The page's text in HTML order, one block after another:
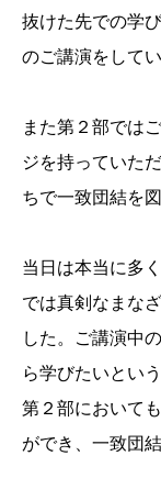
抜けた先での学
のご講演をして
また第２部では
ジを持っていた
ちで一致団結を
当日は本当に多
では真剣なまな
した。ご講演中
ら学びたいとい
第２部において
ができ、一致団